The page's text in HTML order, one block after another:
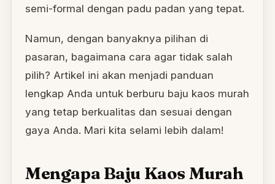
semi-formal dengan padu padan yang tepat.
Namun, dengan banyaknya pilihan di
pasaran, bagaimana cara agar tidak salah
pilih? Artikel ini akan menjadi panduan
lengkap Anda untuk berburu baju kaos murah
yang tetap berkualitas dan sesuai dengan
gaya Anda. Mari kita selami lebih dalam!
Mengapa Baju Kaos Murah